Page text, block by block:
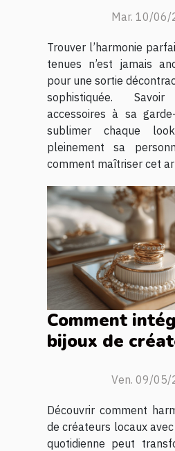
Mar. 10/06/
Trouver l’harmonie
tenues n’est jamais
pour une sortie
sophistiquée.
accessoires à sa
sublimer chaque
pleinement sa
comment maîtriser cet
Comment
bijoux de
quotidienVen. 09/05/
Découvrir comment
de créateurs locaux
quotidienne peut